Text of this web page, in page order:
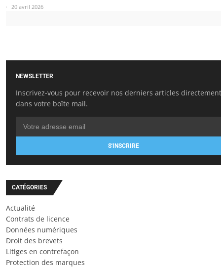
20 avril 2026
NEWSLETTER
Inscrivez-vous pour recevoir nos derniers articles directement
dans votre boîte mail.
S'INSCRIRE
CATÉGORIES
Actualité
Contrats de licence
Données numériques
Droit des brevets
Litiges en contrefaçon
Protection des marques